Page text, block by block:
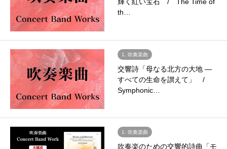
輝く紅い宝石 / The Time of
th…
1. 吹奏楽曲
交響詩「母なる北方の大地 ―
すべての生命を讃えて」 /
Symphonic…
1. 吹奏楽曲
吹奏楽のための交響的詩曲「モ